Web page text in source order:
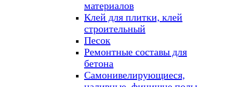
материалов
Клей для плитки, клей
строительный
Песок
Ремонтные составы для
бетона
Самонивелирующиеся,